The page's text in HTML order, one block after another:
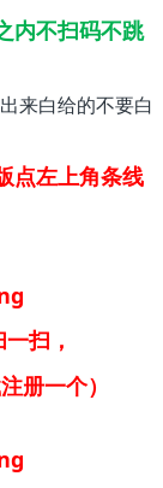
内不扫码不跳
来白给的不要白
点左上角条线
扫，
一个）